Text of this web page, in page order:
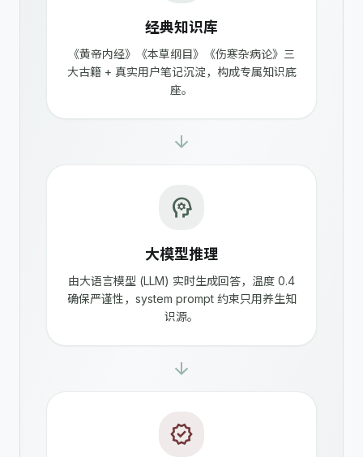
经典知识库
《黄帝内经》《本草纲目》《伤寒杂病论》三
大古籍 + 真实用户笔记沉淀，构成专属知识底
座。
arrow_forward
psychology
大模型推理
由大语言模型 (LLM) 实时生成回答，温度 0.4
确保严谨性，system prompt 约束只用养生知
识源。
arrow_forward
verified